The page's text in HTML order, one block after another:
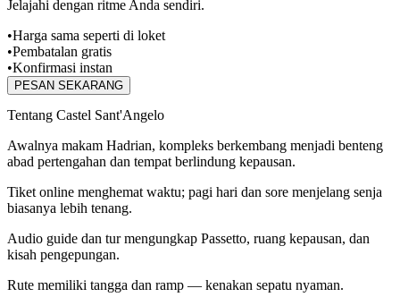
Jelajahi dengan ritme Anda sendiri.
•Harga sama seperti di loket
•Pembatalan gratis
•Konfirmasi instan
PESAN SEKARANG
Tentang Castel Sant'Angelo
Awalnya makam Hadrian, kompleks berkembang menjadi benteng
abad pertengahan dan tempat berlindung kepausan.
Tiket online menghemat waktu; pagi hari dan sore menjelang senja
biasanya lebih tenang.
Audio guide dan tur mengungkap Passetto, ruang kepausan, dan
kisah pengepungan.
Rute memiliki tangga dan ramp — kenakan sepatu nyaman.